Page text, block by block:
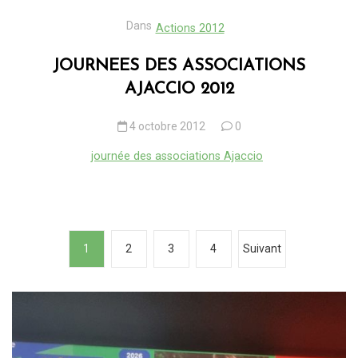
Dans Actions 2012
JOURNEES DES ASSOCIATIONS
AJACCIO 2012
4 octobre 2012 0
journée des associations Ajaccio
v
g
1 2 3 4 Suivant